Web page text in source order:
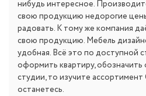
нибудь интересное.
свою продукцию недорогие
радовать. К тому же компания
свою продукцию. Мебель
удобная. Всё это по доступной
оформить квартиру,
студии, то изучите
останетесь.